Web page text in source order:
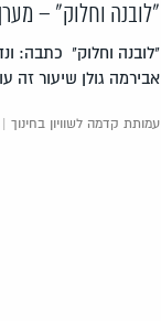
"לובנה וחלוק" –
"לובנה וחלוק" כתבה:
אבירמה גולן שיעור זה
עמותת קדמה לשוויון בחינוך | 07.11.2021